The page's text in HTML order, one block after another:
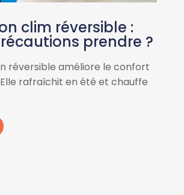
clim réversible :
prendre ?
réversible améliore le confort
rafraîchit en été et chauffe